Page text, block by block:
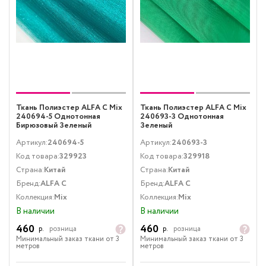
Ткань Полиэстер ALFA C Mix
240694-5 Однотонная
Бирюзовый Зеленый
Артикул:240694-5
Код товара:329923
Страна:Китай
Бренд:ALFA C
Коллекция:Mix
В наличии
460 р.
розница
Минимальный заказ ткани от 3
метров
Ткань Полиэстер ALFA C Mix
240693-3 Однотонная
Зеленый
Артикул:240693-3
Код товара:329918
Страна:Китай
Бренд:ALFA C
Коллекция:Mix
В наличии
460 р.
розница
Минимальный заказ ткани от 3
метров